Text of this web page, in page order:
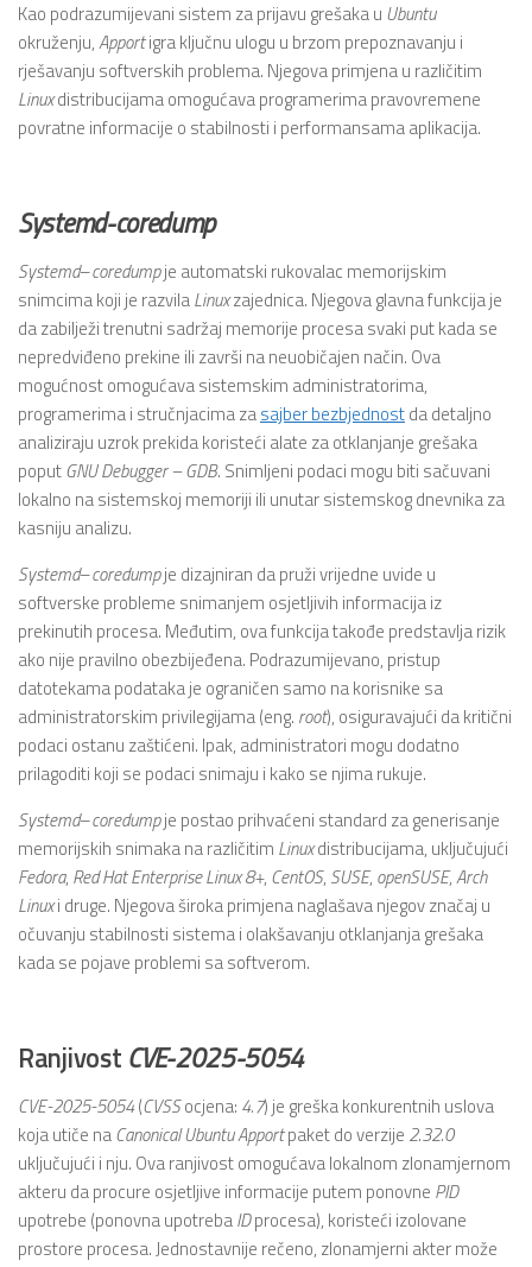
Kao podrazumijevani sistem za prijavu grešaka u Ubuntu
okruženju,Apportigra ključnu ulogu u brzom prepoznavanju i
rješavanju softverskih problema. Njegova primjena u različitim
Linuxdistribucijama omogućava programerima pravovremene
povratne informacije o stabilnosti i performansama aplikacija.
Systemd-coredump
Systemd–coredumpje automatski rukovalac memorijskim
snimcima koji je razvilaLinuxzajednica. Njegova glavna funkcija je
da zabilježi trenutni sadržaj memorije procesa svaki put kada se
nepredviđeno prekine ili završi na neuobičajen način. Ova
mogućnost omogućava sistemskim administratorima,
programerima i stručnjacima zasajber bezbjednostda detaljno
analiziraju uzrok prekida koristeći alate za otklanjanje grešaka
poputGNU Debugger –GDB. Snimljeni podaci mogu biti sačuvani
lokalno na sistemskoj memoriji ili unutar sistemskog dnevnika za
kasniju analizu.
Systemd–coredumpje dizajniran da pruži vrijedne uvide u
softverske probleme snimanjem osjetljivih informacija iz
prekinutih procesa. Međutim, ova funkcija takođe predstavlja rizik
ako nije pravilno obezbijeđena. Podrazumijevano, pristup
datotekama podataka je ograničen samo na korisnike sa
administratorskim privilegijama (eng. root), osiguravajući da kritični
podaci ostanu zaštićeni. Ipak, administratori mogu dodatno
prilagoditi koji se podaci snimaju i kako se njima rukuje.
Systemd–coredumpje postao prihvaćeni standard za generisanje
memorijskih snimaka na različitim Linuxdistribucijama, uključujući
Fedora, Red Hat Enterprise Linux8+, CentOS, SUSE, openSUSE,Arch
Linuxi druge. Njegova široka primjena naglašava njegov značaj u
očuvanju stabilnosti sistema i olakšavanju otklanjanja grešaka
kada se pojave problemi sa softverom.
Ranjivost CVE-2025-5054
CVE-2025-5054(CVSSocjena: 4.7) je greška konkurentnih uslova
koja utiče naCanonicalUbuntu Apportpaket do verzije 2.32.0
uključujući i nju. Ova ranjivost omogućava lokalnom zlonamjernom
akteru da procure osjetljive informacije putem ponovne PID
upotrebe (ponovna upotrebaIDprocesa), koristeći izolovane
prostore procesa. Jednostavnije rečeno, zlonamjerni akter može